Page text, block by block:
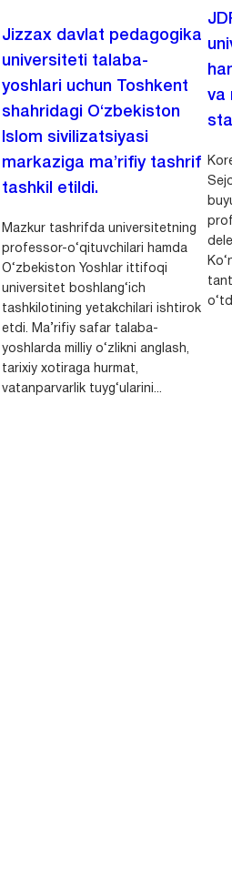
Jizzax davlat pedagogika
universiteti talaba-
yoshlari uchun Toshkent
shahridagi O‘zbekiston
Islom sivilizatsiyasi
markaziga ma’rifiy tashrif
tashkil etildi.
Mazkur tashrifda universitetning
professor-o‘qituvchilari hamda
O‘zbekiston Yoshlar ittifoqi
universitet boshlang‘ich
tashkilotining yetakchilari ishtirok
etdi. Ma’rifiy safar talaba-
yoshlarda milliy o‘zlikni anglash,
tarixiy xotiraga hurmat,
vatanparvarlik tuyg‘ularini...
va